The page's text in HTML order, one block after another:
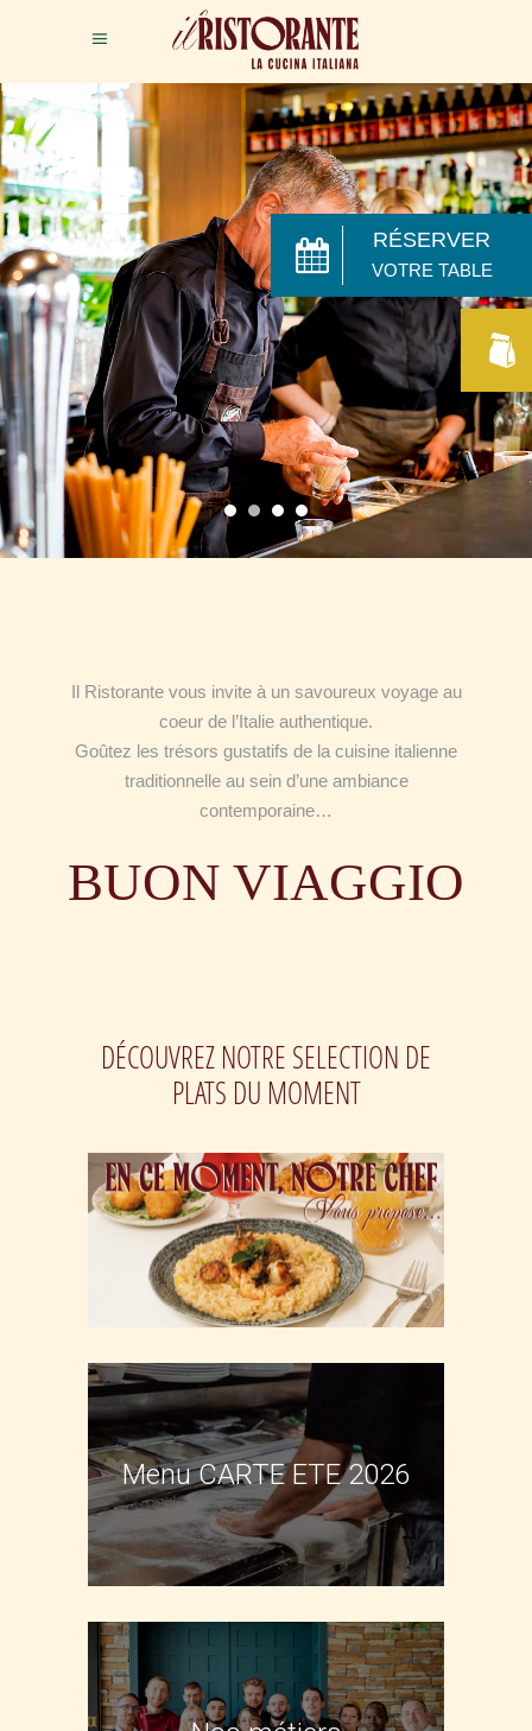
Il Ristorante vous invite à un savoureux voyage au
coeur de l’Italie authentique.
Goûtez les trésors gustatifs de la cuisine italienne
traditionnelle au sein d’une ambiance
contemporaine…
BUON VIAGGIO
DÉCOUVREZ NOTRE SELECTION DE
PLATS DU MOMENT
Menu CARTE ETE 2026
RÉSERVER
VOTRE TABLE